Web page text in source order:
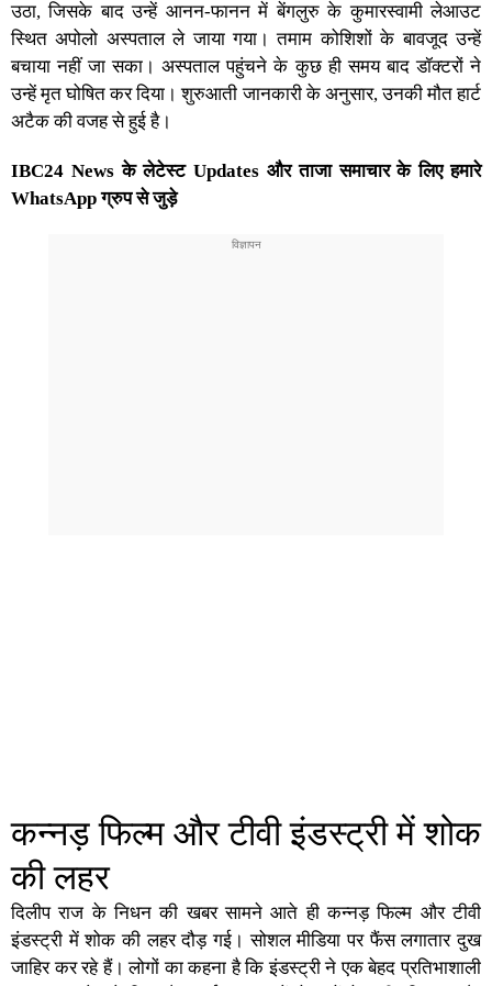
उठा, जिसके बाद उन्हें आनन-फानन में बेंगलुरु के कुमारस्वामी लेआउट
स्थित अपोलो अस्पताल ले जाया गया। तमाम कोशिशों के बावजूद उन्हें
बचाया नहीं जा सका। अस्पताल पहुंचने के कुछ ही समय बाद डॉक्टरों ने
उन्हें मृत घोषित कर दिया। शुरुआती जानकारी के अनुसार, उनकी मौत हार्ट
अटैक की वजह से हुई है।
IBC24 News के लेटेस्ट Updates और ताजा समाचार के लिए हमारे
WhatsApp ग्रुप से जुड़े
कन्नड़ फिल्म और टीवी इंडस्ट्री में शोक
की लहर
दिलीप राज के निधन की खबर सामने आते ही कन्नड़ फिल्म और टीवी
इंडस्ट्री में शोक की लहर दौड़ गई। सोशल मीडिया पर फैंस लगातार दुख
जाहिर कर रहे हैं। लोगों का कहना है कि इंडस्ट्री ने एक बेहद प्रतिभाशाली